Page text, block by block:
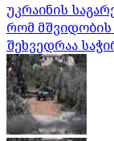
უკრაინის
რომ
შეხვედრაა